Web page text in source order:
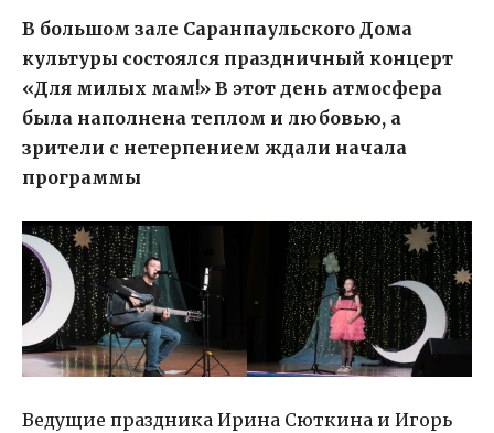
В большом зале Саранпаульского Дома
культуры состоялся праздничный концерт
«Для милых мам!» В этот день атмосфера
была наполнена теплом и любовью, а
зрители с нетерпением ждали начала
программы
Ведущие праздника Ирина Сюткина и Игорь